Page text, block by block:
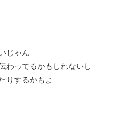
じゃん
わってるかもしれないし
りするかもよ